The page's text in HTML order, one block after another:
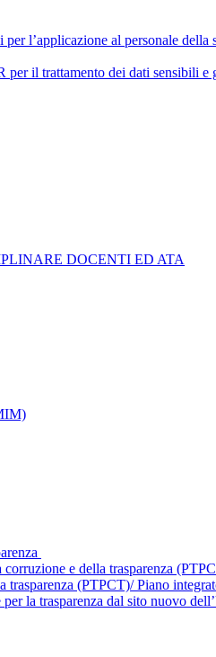
l’applicazione al personale
il trattamento dei dati sensibili e
DOCENTI ED ATA
e della trasparenza
trasparenza (PTPCT)/ Piano
la trasparenza dal sito nuovo